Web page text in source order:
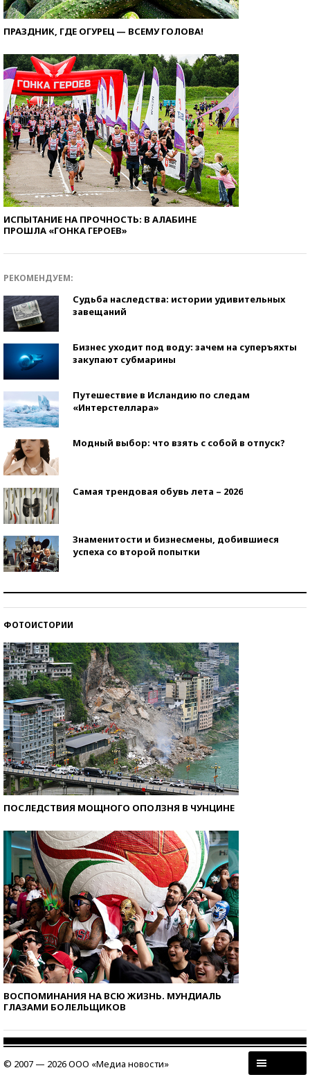
ПРАЗДНИК, ГДЕ ОГУРЕЦ — ВСЕМУ ГОЛОВА!
ИСПЫТАНИЕ НА ПРОЧНОСТЬ: В АЛАБИНЕ
ПРОШЛА «ГОНКА ГЕРОЕВ»
РЕКОМЕНДУЕМ:
Судьба наследства: истории удивительных
завещаний
Бизнес уходит под воду: зачем на суперъяхты
закупают субмарины
Путешествие в Исландию по следам
«Интерстеллара»
Модный выбор: что взять с собой в отпуск?
Самая трендовая обувь лета – 2026
Знаменитости и бизнесмены, добившиеся
успеха со второй попытки
ФОТОИСТОРИИ
ПОСЛЕДСТВИЯ МОЩНОГО ОПОЛЗНЯ В ЧУНЦИНЕ
ВОСПОМИНАНИЯ НА ВСЮ ЖИЗНЬ. МУНДИАЛЬ
ГЛАЗАМИ БОЛЕЛЬЩИКОВ
© 2007 — 2026 ООО «Медиа новости»